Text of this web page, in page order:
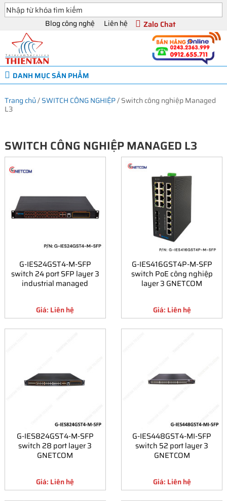
Blog công nghệ Liên hệ Zalo Chat
DANH MỤC SẢN PHẨM
Trang chủ/SWITCH CÔNG NGHIỆP/Switch công nghiệp Managed
L3
SWITCH CÔNG NGHIỆP MANAGED L3
G-IES24GST4-M-SFP
switch 24 port SFP layer 3
industrial managed
Giá: Liên hệ
G-IES416GST4P-M-SFP
switch PoE công nghiệp
layer 3 GNETCOM
Giá: Liên hệ
G-IES824GST4-M-SFP
switch 28 port layer 3
GNETCOM
Giá: Liên hệ
G-IES448GST4-MI-SFP
switch 52 port layer 3
GNETCOM
Giá: Liên hệ